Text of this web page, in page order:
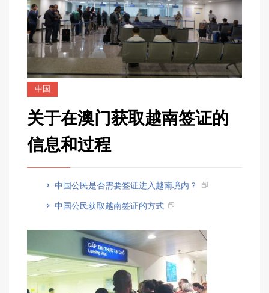
中国
关于在澳门获取越南签证的
信息和过程
中国公民是否需要签证进入越南境内？
中国公民获取越南签证的方式